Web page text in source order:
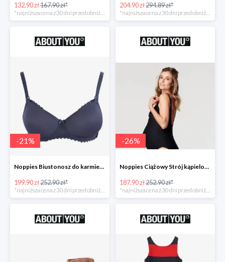
132.90 zł167.90 zł* 204.90 zł294.89 zł*
-21%
Noppies Biustonosz do karmienia 'Geo Lace' -21%
199.90 zł252.90 zł*
-26%
Noppies Ciążowy Strój kąpielowy 'Bibi' -26%
187.90 zł252.90 zł*